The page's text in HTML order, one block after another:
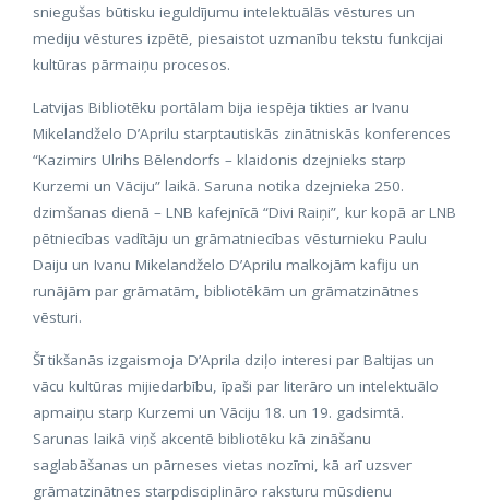
sniegušas būtisku ieguldījumu intelektuālās vēstures un
mediju vēstures izpētē, piesaistot uzmanību tekstu funkcijai
kultūras pārmaiņu procesos.
Latvijas Bibliotēku portālam bija iespēja tikties ar Ivanu
Mikelandželo D’Aprilu starptautiskās zinātniskās konferences
“Kazimirs Ulrihs Bēlendorfs – klaidonis dzejnieks starp
Kurzemi un Vāciju” laikā. Saruna notika dzejnieka 250.
dzimšanas dienā – LNB kafejnīcā “Divi Raiņi”, kur kopā ar LNB
pētniecības vadītāju un grāmatniecības vēsturnieku Paulu
Daiju un Ivanu Mikelandželo D’Aprilu malkojām kafiju un
runājām par grāmatām, bibliotēkām un grāmatzinātnes
vēsturi.
Šī tikšanās izgaismoja D’Aprila dziļo interesi par Baltijas un
vācu kultūras mijiedarbību, īpaši par literāro un intelektuālo
apmaiņu starp Kurzemi un Vāciju 18. un 19. gadsimtā.
Sarunas laikā viņš akcentē bibliotēku kā zināšanu
saglabāšanas un pārneses vietas nozīmi, kā arī uzsver
grāmatzinātnes starpdisciplināro raksturu mūsdienu